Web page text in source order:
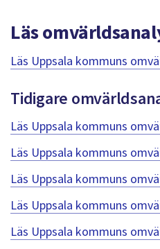
Läs
Läs Uppsala kommuns
Tidigare
Läs Uppsala kommuns
Läs Uppsala kommuns
Läs Uppsala kommuns
Läs Uppsala kommuns
Läs Uppsala kommuns